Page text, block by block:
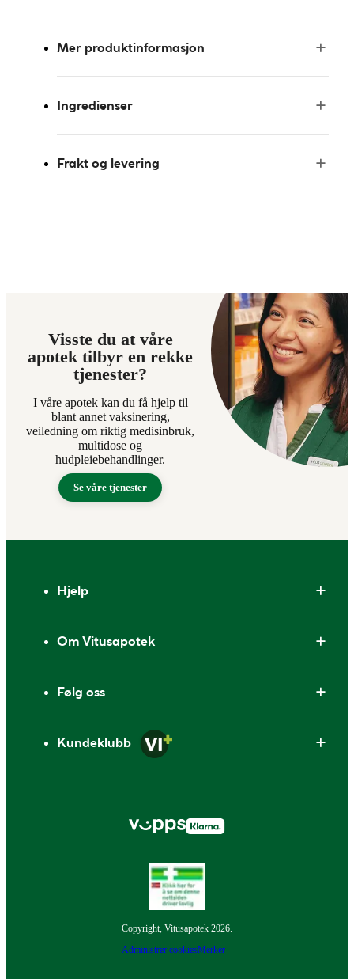
Mer produktinformasjon
Ingredienser
Frakt og levering
Visste du at våre
apotek tilbyr en rekke
tjenester?
I våre apotek kan du få hjelp til
blant annet vaksinering,
veiledning om riktig medisinbruk,
multidose og
hudpleiebehandlinger.
Se våre tjenester
Hjelp
Om Vitusapotek
Følg oss
Kundeklubb
Copyright, Vitusapotek 2026.
Administrer cookiesMerker